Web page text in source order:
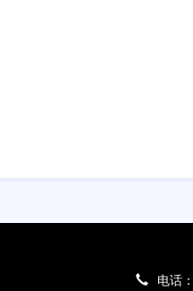
电话